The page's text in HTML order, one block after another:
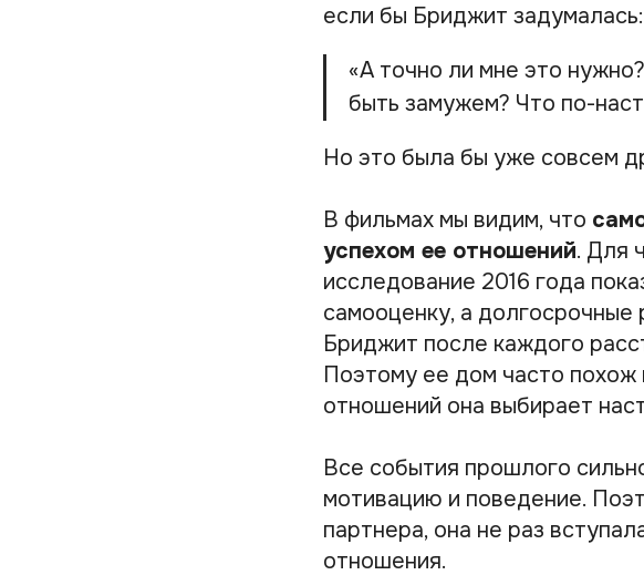
если бы Бриджит задумалась:
«А точно ли мне это
быть замужем? Что по-
Но это была бы уже совсем
В фильмах мы видим, что
успехом ее отношений. Для
исследование 2016 года
самооценку, а
Бриджит после каждого
Поэтому ее дом часто похож
отношений она выбирает
Все события прошлого
мотивацию и поведение.
партнера, она не раз
отношения.